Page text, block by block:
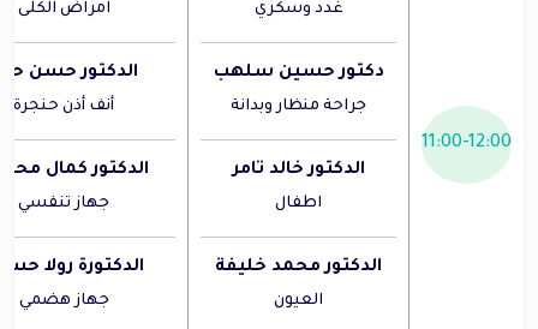
11:00-12:00
غدد وسكري
دكتور حسين سلهب
جراحة منظار وبدانة
الدكتور خالد تامر
اطفال
الدكتور محمد خليفة
العيون
امراض الكلى
الدكتور حسن
أنف أذن حنجرة
الدكتور كمال
جهاز تنفسي
الدكتورة رولا
جهاز هضمي